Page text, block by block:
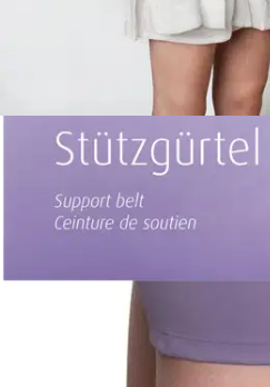
Asiakasomistajahinta
21,95 €
Verkkokaupan hinta
Valitse toimitustapa
Nouto myymälästä
Ilmainen
Ilmainen toimitus yli
Postin